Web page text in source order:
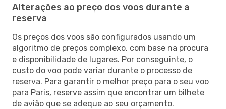
Alterações ao preço dos voos durante a
reserva
Os preços dos voos são configurados usando um
algoritmo de preços complexo, com base na procura
e disponibilidade de lugares. Por conseguinte, o
custo do voo pode variar durante o processo de
reserva. Para garantir o melhor preço para o seu voo
para Paris, reserve assim que encontrar um bilhete
de avião que se adeque ao seu orçamento.